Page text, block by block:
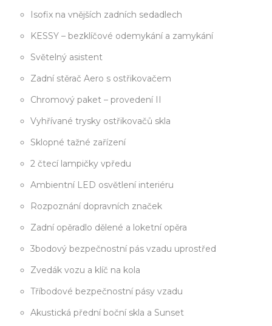
Isofix na vnějších zadních sedadlech
KESSY – bezklíčové odemykání a zamykání
Světelný asistent
Zadní stěrač Aero s ostřikovačem
Chromový paket – provedení II
Vyhřívané trysky ostřikovačů skla
Sklopné tažné zařízení
2 čtecí lampičky vpředu
Ambientní LED osvětlení interiéru
Rozpoznání dopravních značek
Zadní opěradlo dělené a loketní opěra
3bodový bezpečnostní pás vzadu uprostřed
Zvedák vozu a klíč na kola
Tříbodové bezpečnostní pásy vzadu
Akustická přední boční skla a Sunset